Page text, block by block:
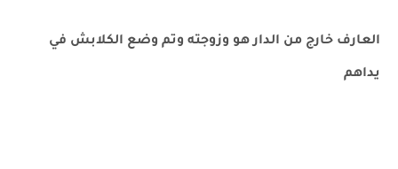
العارف خارج من الدار هو وزوجته وتم وضع الكلابش في
يداهم